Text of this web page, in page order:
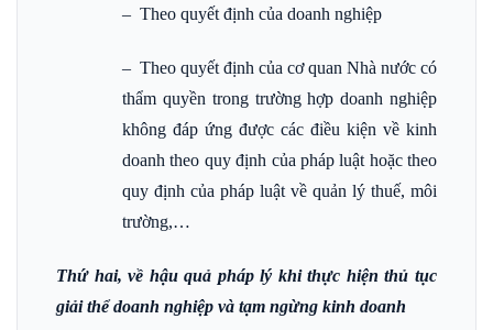
– Theo quyết định của doanh nghiệp
– Theo quyết định của cơ quan Nhà nước có
thẩm quyền trong trường hợp doanh nghiệp
không đáp ứng được các điều kiện về kinh
doanh theo quy định của pháp luật hoặc theo
quy định của pháp luật về quản lý thuế, môi
trường,…
Thứ hai, về hậu quả pháp lý khi thực hiện thủ tục
giải thể doanh nghiệp và tạm ngừng kinh doanh